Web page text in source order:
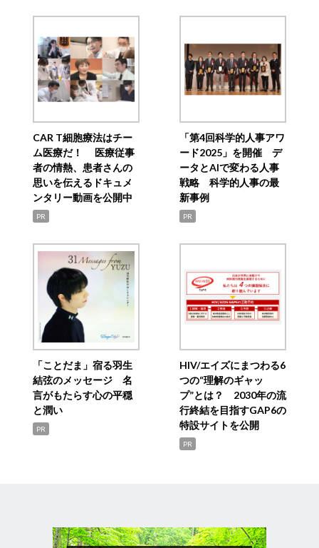
CAR T細胞療法はチー
ム医療だ！ 医療従事
者の情熱、患者さんの
思いを伝えるドキュメ
ンタリー動画を公開中
PR
「第4回科学的人事アワ
ード2025」を開催 デ
ータとAIで変わる人事
戦略 科学的人事の最
新事例
PR
「ことだま」宿る羽生
結弦のメッセージ 名
言がもたらす心の平穏
と潤い
PR
HIV/エイズにまつわる6
つの“理解のギャッ
プ”とは？ 2030年の流
行終結を目指すGAP6の
特設サイトを公開
PR